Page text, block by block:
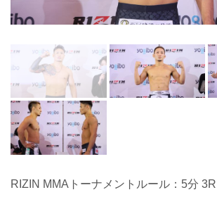
RIZIN MMAトーナメントルール：5分 3R